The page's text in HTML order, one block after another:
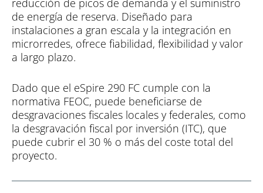
reducción de picos de demanda y el suministro
de energía de reserva. Diseñado para
instalaciones a gran escala y la integración en
microrredes, ofrece fiabilidad, flexibilidad y valor
a largo plazo.
Dado que el eSpire 290 FC cumple con la
normativa FEOC, puede beneficiarse de
desgravaciones fiscales locales y federales, como
la desgravación fiscal por inversión (ITC), que
puede cubrir el 30 % o más del coste total del
proyecto.